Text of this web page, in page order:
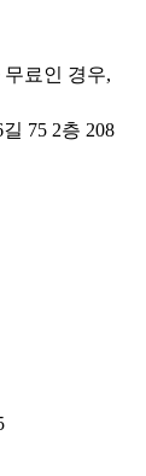
무료인 경우,
75 2층 208